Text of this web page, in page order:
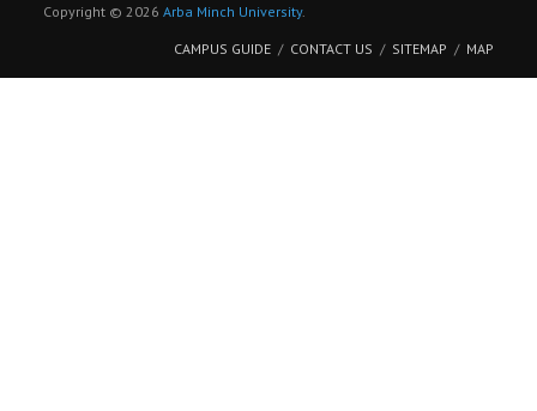
Copyright © 2026 Arba Minch University.
CAMPUS GUIDE CONTACT US SITEMAP MAP